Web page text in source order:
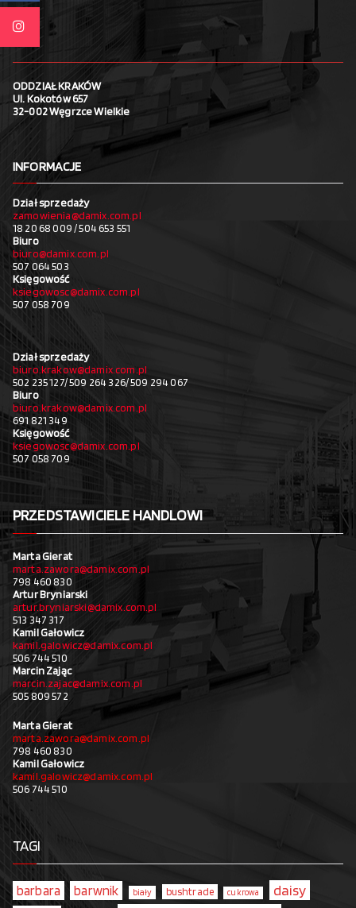
ODDZIAŁ KRAKÓW
Ul. Kokotów 657
32-002 Węgrzce Wielkie
INFORMACJE
Dział sprzedaży
zamowienia@damix.com.pl
18 20 68 009 / 504 653 551
Biuro
biuro@damix.com.pl
507 064 503
Księgowość
ksiegowosc@damix.com.pl
507 058 709
Dział sprzedaży
biuro.krakow@damix.com.pl
502 235 127/ 509 264 326/ 509 294 067
Biuro
biuro.krakow@damix.com.pl
691 821 349
Księgowość
ksiegowosc@damix.com.pl
507 058 709
PRZEDSTAWICIELE HANDLOWI
Marta Gierat
marta.zawora@damix.com.pl
798 460 830
Artur Bryniarski
artur.bryniarski@damix.com.pl
513 347 317
Kamil Gałowicz
kamil.galowicz@damix.com.pl
506 744 510
Marcin Zając
marcin.zajac@damix.com.pl
505 809 572
Marta Gierat
marta.zawora@damix.com.pl
798 460 830
Kamil Gałowicz
kamil.galowicz@damix.com.pl
506 744 510
TAGI
barbara barwnik biały bushtrade cukrowa daisy